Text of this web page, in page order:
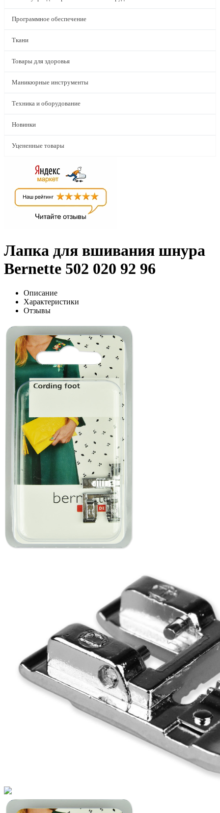
Программное обеспечение
Ткани
Товары для здоровья
Маникюрные инструменты
Техника и оборудование
Новинки
Уцененные товары
Лапка для вшивания шнура
Bernette 502 020 92 96
Описание
Характеристики
Отзывы